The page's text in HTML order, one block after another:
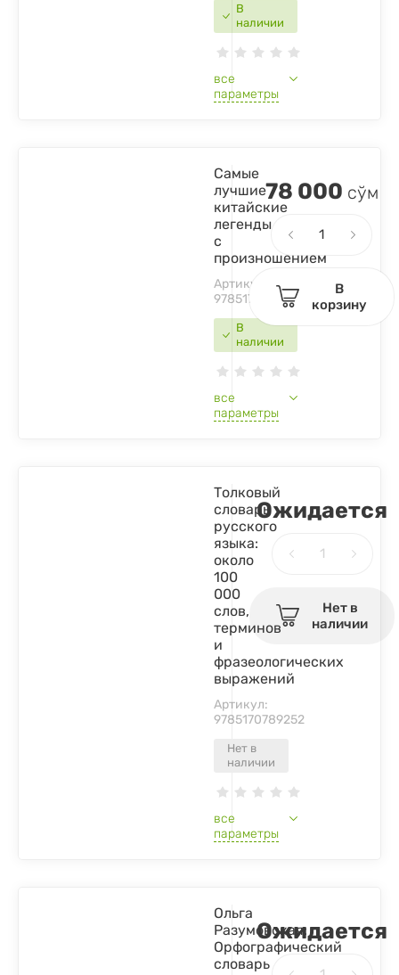
В
наличии
все
параметры
В
наличии
Самые
лучшие
китайские
легенды
с
произношением
Артикул:
9785171467630
все
параметры
78 000 сўм
В
корзину
Нет в
наличии
Толковый
словарь
русского
языка:
около
100
000
слов,
терминов
и
фразеологических
выражений
Артикул:
9785170789252
все
параметры
Ожидается
Нет в
наличии
Ольга
Разумовская:
Орфографический
словарь
Ожидается